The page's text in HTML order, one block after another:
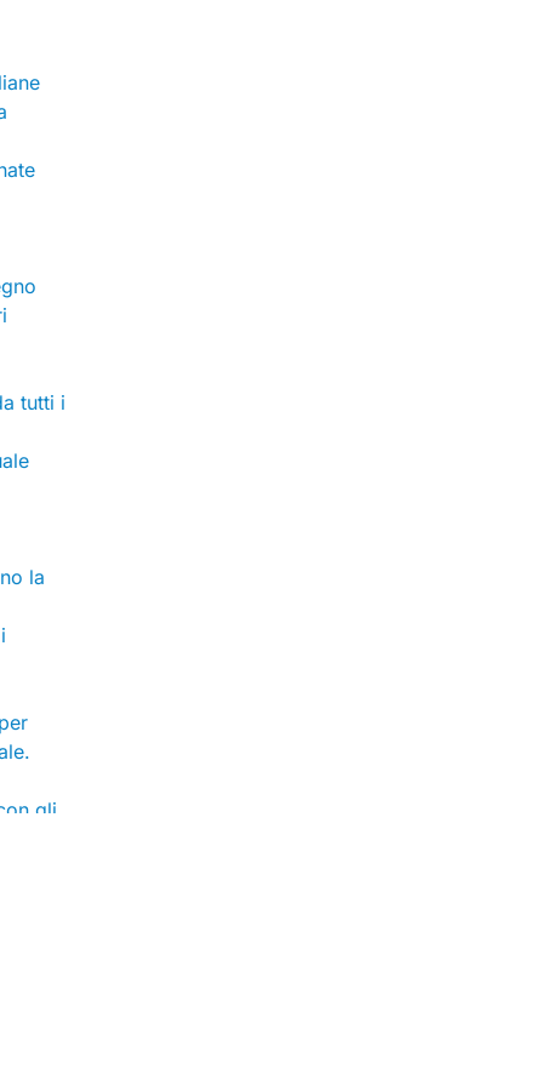
tutti i
la
gli